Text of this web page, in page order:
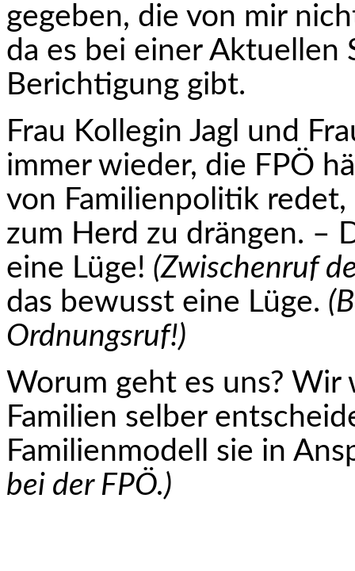
gegeben, die von mir
da es bei einer Aktuellen
Berichtigung gibt.
Frau Kollegin Jagl und
immer wieder, die FPÖ
von Familienpolitik
zum Herd zu drängen. –
eine Lüge! (Zwischenruf
das bewusst eine Lüge.
Ordnungsruf!)
Worum geht es uns? Wir
Familien selber
Familienmodell sie in
bei der FPÖ.)